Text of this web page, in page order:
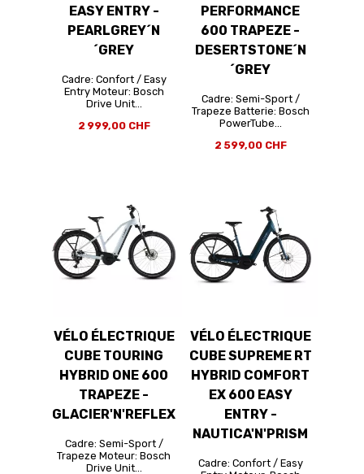
EASY ENTRY -
PEARLGREY´N
´GREY
Cadre: Confort / Easy
Entry Moteur: Bosch
Drive Unit...
2 999,00 CHF
PERFORMANCE
600 TRAPEZE -
DESERTSTONE´N
´GREY
Cadre: Semi-Sport /
Trapeze Batterie: Bosch
PowerTube...
2 599,00 CHF
VÉLO ÉLECTRIQUE
CUBE TOURING
HYBRID ONE 600
TRAPEZE -
GLACIER'N'REFLEX
Cadre: Semi-Sport /
Trapeze Moteur: Bosch
Drive Unit...
VÉLO ÉLECTRIQUE
CUBE SUPREME RT
HYBRID COMFORT
EX 600 EASY
ENTRY -
NAUTICA'N'PRISM
Cadre: Confort / Easy